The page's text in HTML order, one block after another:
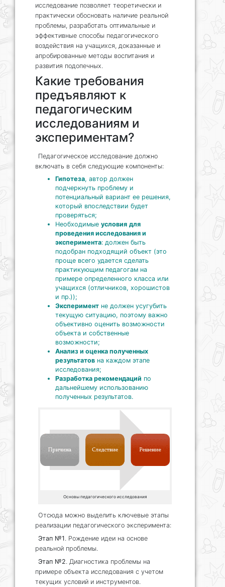
исследование позволяет теоретически и
практически обосновать наличие реальной
проблемы, разработать оптимальные и
эффективные способы педагогического
воздействия на учащихся, доказанные и
апробированные методы воспитания и
развития подопечных.
Какие требования
предъявляют к
педагогическим
исследованиям и
экспериментам?
Педагогическое исследование должно
включать в себя следующие компоненты:
Гипотеза, автор должен
подчеркнуть проблему и
потенциальный вариант ее решения,
который впоследствии будет
проверяться;
Необходимые условия для
проведения исследования и
эксперимента: должен быть
подобран подходящий объект (это
проще всего удается сделать
практикующим педагогам на
примере определенного класса или
учащихся (отличников, хорошистов
и пр.));
Эксперимент не должен усугубить
текущую ситуацию, поэтому важно
объективно оценить возможности
объекта и собственные
возможности;
Анализ и оценка полученных
результатов на каждом этапе
исследования;
Разработка рекомендаций по
дальнейшему использованию
полученных результатов.
Основы педагогического исследования
Отсюда можно выделить ключевые этапы
реализации педагогического эксперимента:
Этап №1 . Рождение идеи на основе
реальной проблемы.
Этап №2 . Диагностика проблемы на
примере объекта исследования с учетом
текущих условий и инструментов.